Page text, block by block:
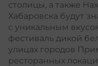
столицы, а также
Хабаровска будут
с уникальным
фестиваль дикой
улицах городов
ресторанных